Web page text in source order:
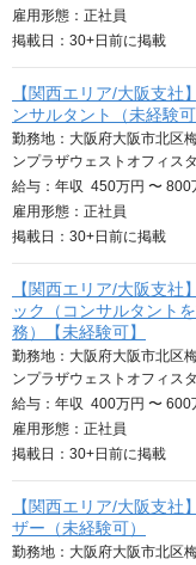
雇用形態：正社員
掲載日： 30+日 前に掲載
【関西エリア/大阪支社
ンサルタント（未経験可
勤務地：大阪府大阪市北区
ンプラザウェストオフィス
給与： 年収 450万円 〜 800
雇用形態：正社員
掲載日： 30+日 前に掲載
【関西エリア/大阪支社
ック（コンサルタント
務）【未経験可】
勤務地：大阪府大阪市北区
ンプラザウェストオフィス
給与： 年収 400万円 〜 600
雇用形態：正社員
掲載日： 30+日 前に掲載
【関西エリア/大阪支社
ザー（未経験可）
勤務地：大阪府大阪市北区